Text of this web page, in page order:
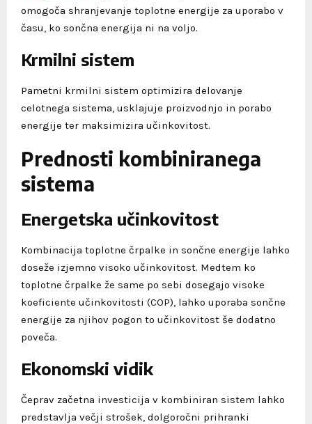
omogoča shranjevanje toplotne energije za uporabo v
času, ko sončna energija ni na voljo.
Krmilni sistem
Pametni krmilni sistem optimizira delovanje
celotnega sistema, usklajuje proizvodnjo in porabo
energije ter maksimizira učinkovitost.
Prednosti kombiniranega
sistema
Energetska učinkovitost
Kombinacija toplotne črpalke in sončne energije lahko
doseže izjemno visoko učinkovitost. Medtem ko
toplotne črpalke že same po sebi dosegajo visoke
koeficiente učinkovitosti (COP), lahko uporaba sončne
energije za njihov pogon to učinkovitost še dodatno
poveča.
Ekonomski vidik
Čeprav začetna investicija v kombiniran sistem lahko
predstavlja večji strošek, dolgoročni prihranki